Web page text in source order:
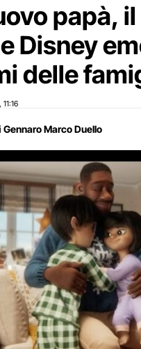
papà,
Disney
delle
11:16
Gennaro Marco Duello